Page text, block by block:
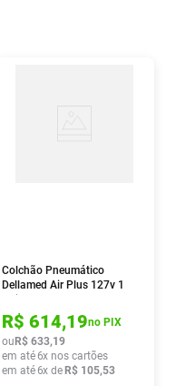
Colchão Pneumático
Dellamed Air Plus 127v 1
R$ 614,19no PIX
ou R$ 633,19
em até6x nos cartões
em até6x de R$ 105,53